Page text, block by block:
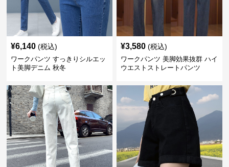
¥6,140 (税込)
ワークパンツ すっきりシルエッ
ト美脚デニム 秋冬
¥3,580 (税込)
ワークパンツ 美脚効果抜群 ハイ
ウエストストレートパンツ